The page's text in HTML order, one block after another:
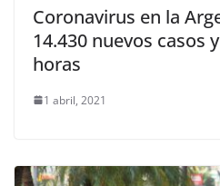
Coronavirus en la
14.430 nuevos casos
horas
1 abril, 2021